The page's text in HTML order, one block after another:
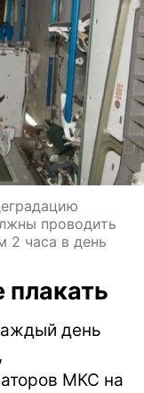
проводить
2 часа в день
плакать
день
МКС на